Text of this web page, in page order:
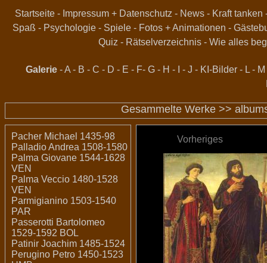
Startseite- Impressum + Datenschutz - News- Kraft tanken
Spaß - Psychologie- Spiele- Fotos + Animationen -
Quiz - Rätselverzeichnis - Wie alles
Galerie -A - B - C - D - E - F- G - H - - J - KI-Bilder - L - M
Gesammelte Werke >>
Pacher Michael 1435-98
Palladio Andrea 1508-1580
Palma Giovane 1544-1628
VEN
Palma Veccio 1480-1528
VEN
Parmigianino 1503-1540
PAR
Passerotti Bartolomeo
1529-1592 BOL
Patinir Joachim 1485-1524
Perugino Petro 1450-1523
Vorheriges